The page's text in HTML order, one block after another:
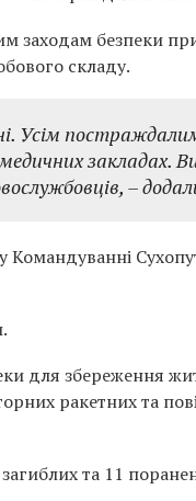
заходам безпеки
складу.
Усім
закладах.
–
Командуванні
для збереження
ракетних та
та 11